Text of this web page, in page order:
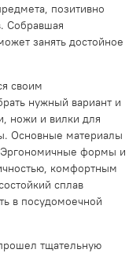
позитивно
Собравшая
занять достойное
своим
нужный вариант и
ножи и вилки для
Основные материалы
формы и
комфортным
сплав
в посудомоечной
тщательную